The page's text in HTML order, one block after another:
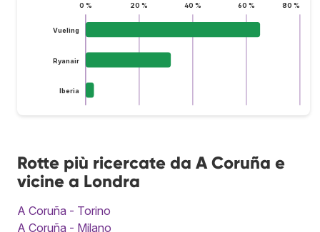
0 % 20 % 40 % 60 % 80 %
Vueling
Ryanair
Iberia
Rotte più ricercate da A Coruña e
vicine a Londra
A Coruña - Torino
A Coruña - Milano